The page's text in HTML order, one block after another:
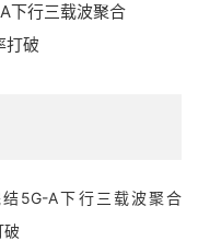
下行三载波聚合
打破
5G-A下行三载波聚合
破